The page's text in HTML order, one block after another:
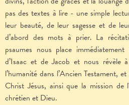
pas des textes à lire - une simple
leur beauté, de leur sagesse et de
d’abord des mots à prier. La
psaumes nous place
d’Isaac et de Jacob et nous révèle
l’humanité dans l’Ancien Testament,
Christ Jésus, ainsi que la mission
chrétien et Dieu.